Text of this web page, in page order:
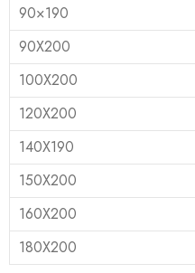
90×190
90X200
100X200
120X200
140X190
150X200
160X200
180X200